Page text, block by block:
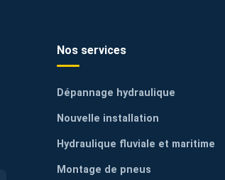
Nos services
Dépannage hydraulique
Nouvelle installation
Hydraulique fluviale et maritime
Montage de pneus